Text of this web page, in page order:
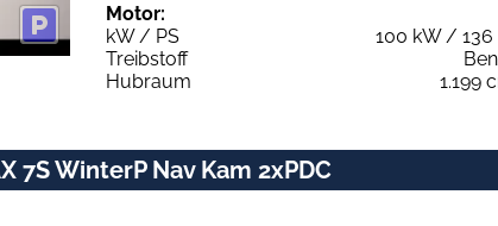
Motor:
kW / PS
100 kW / 136
Treibstoff
Hubraum
1.199
7S WinterP Nav Kam 2xPDC